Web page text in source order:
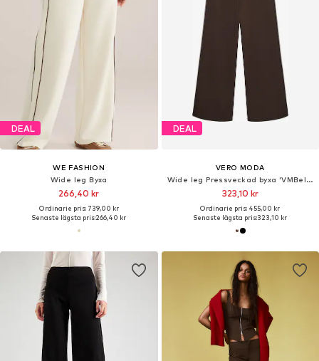
DEAL
WE FASHION
Wide leg Byxa
266,40 kr
Ordinarie pris: 739,00 kr
Senaste lägsta pris:266,40 kr
DEAL
VERO MODA
Wide leg Pressveckad byxa 'VMBellis'
323,10 kr
Ordinarie pris: 455,00 kr
Senaste lägsta pris:323,10 kr